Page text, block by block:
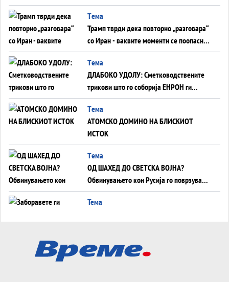
монопол на Западот?
Tема
Трамп тврди дека повторно „разговара“
со Иран - ваквите моменти се поопасни
од отворените закани
Tема
ДЛАБОКО УДОЛУ: Сметководствените
трикови што го соборија ЕНРОН ги
применуваат гигантите за ВИ
Tема
АТОМСКО ДОМИНО НА БЛИСКИОТ
ИСТОК
Tема
ОД ШАХЕД ДО СВЕТСКА ВОЈНА?
Обвинувањето кон Русија го поврзува
Блискиот Исток со украинското бојно
поле?
Тема
Анализа
Приватни факултети - ОД ПРЕСТИЖ